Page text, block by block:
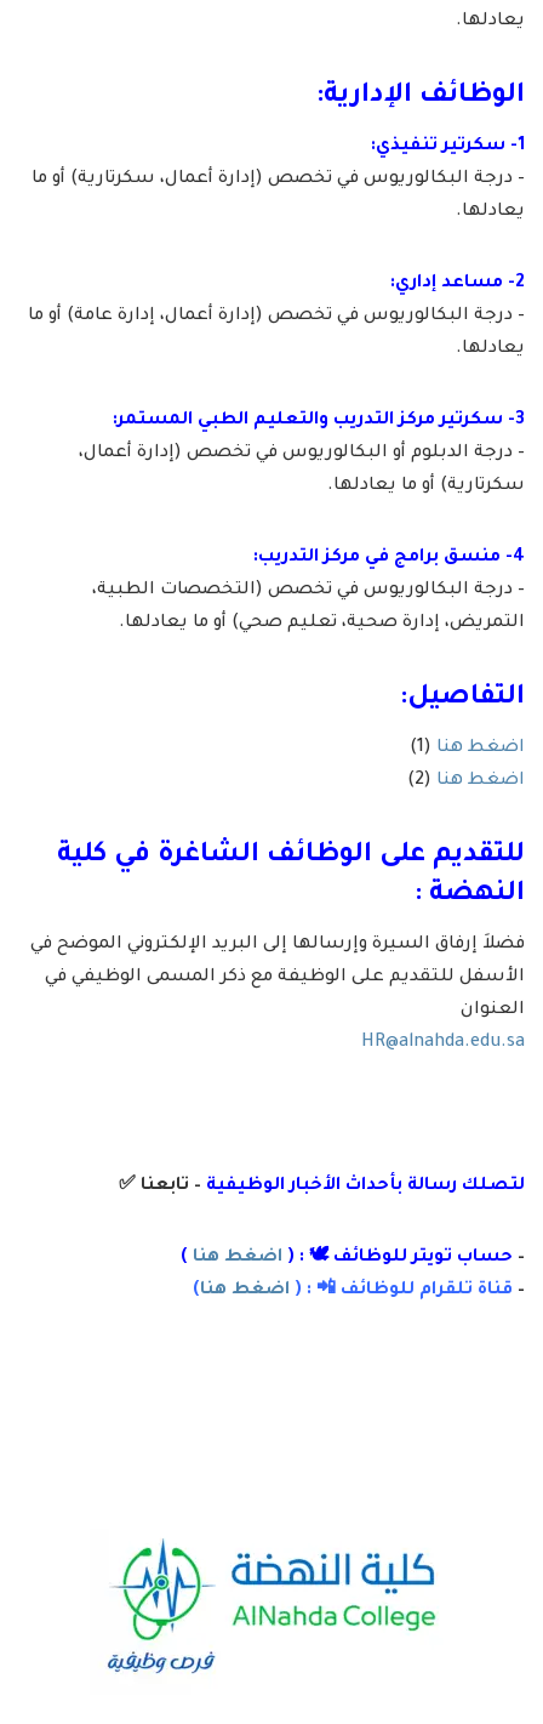
يعادلها.
الوظائف الإدارية:
1- سكرتير تنفيذي:
– درجة البكالوريوس في تخصص (إدارة أعمال، سكرتارية) أو ما
يعادلها.
2- مساعد إداري:
– درجة البكالوريوس في تخصص (إدارة أعمال، إدارة عامة) أو ما
يعادلها.
3- سكرتير مركز التدريب والتعليم الطبي المستمر:
– درجة الدبلوم أو البكالوريوس في تخصص (إدارة أعمال،
سكرتارية) أو ما يعادلها.
4- منسق برامج في مركز التدريب:
– درجة البكالوريوس في تخصص (التخصصات الطبية،
التمريض، إدارة صحية، تعليم صحي) أو ما يعادلها.
التفاصيل:
اضغط هنا (1)
اضغط هنا (2)
للتقديم على الوظائف الشاغرة في كلية
النهضة :
فضلاَ إرفاق السيرة وإرسالها إلى البريد الإلكتروني الموضح في
الأسفل للتقديم على الوظيفة مع ذكر المسمى الوظيفي في
العنوان
HR@alnahda.edu.sa
لتصلك رسالة بأحداث الأخبار الوظيفية – تابعنا ✅
– حساب تويتر للوظائف 🕊 : ( اضغط هنا )
– قناة تلقرام للوظائف 📲 : ( اضغط هنا)